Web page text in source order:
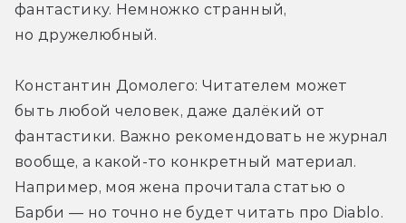
фантастику. Немножко странный,
но дружелюбный.
Константин Домолего: Читателем может
быть любой человек, даже далёкий от
фантастики. Важно рекомендовать не журнал
вообще, а какой-то конкретный материал.
Например, моя жена прочитала статью о
Барби — но точно не будет читать про Diablo.